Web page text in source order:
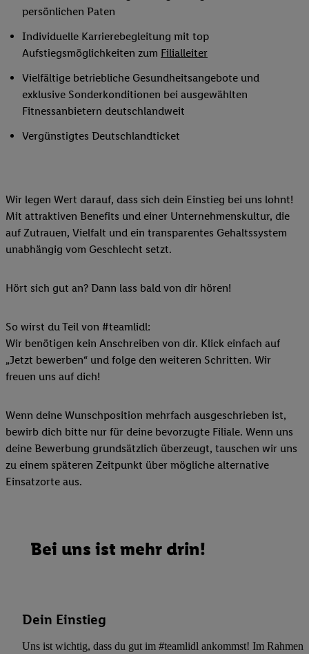
persönlichen Paten
Individuelle Karrierebegleitung mit top
Aufstiegsmöglichkeiten zum Filialleiter
Vielfältige betriebliche Gesundheitsangebote und
exklusive Sonderkonditionen bei ausgewählten
Fitnessanbietern deutschlandweit
Vergünstigtes Deutschlandticket
Wir legen Wert darauf, dass sich dein Einstieg bei uns lohnt!
Mit attraktiven Benefits und einer Unternehmenskultur, die
auf Zutrauen, Vielfalt und ein transparentes Gehaltssystem
unabhängig vom Geschlecht setzt.
Hört sich gut an? Dann lass bald von dir hören!
So wirst du Teil von #teamlidl:
Wir benötigen kein Anschreiben von dir. Klick einfach auf
„Jetzt bewerben“ und folge den weiteren Schritten. Wir
freuen uns auf dich!
Wenn deine Wunschposition mehrfach ausgeschrieben ist,
bewirb dich bitte nur für deine bevorzugte Filiale. Wenn uns
deine Bewerbung grundsätzlich überzeugt, tauschen wir uns
zu einem späteren Zeitpunkt über mögliche alternative
Einsatzorte aus.
Bei uns ist mehr drin!
Dein Einstieg
Uns ist wichtig, dass du gut im #teamlidl ankommst! Im Rahmen